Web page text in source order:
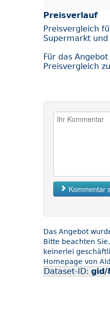
Preisverlauf
Preisvergleich
Supermarkt und
Für das
Preisvergleich
Kommentar
Das Angebot
Bitte beachten
keinerlei
Homepage von
Dataset-ID: gid/